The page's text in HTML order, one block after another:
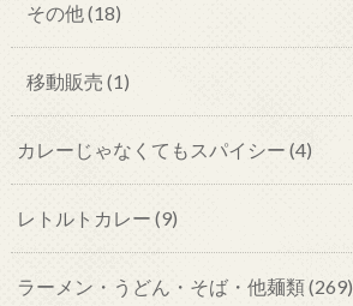
その他(18)
移動販売 (1)
カレーじゃなくてもスパイシー (4)
レトルトカレー (9)
ラーメン・うどん・そば・他麺類(269)